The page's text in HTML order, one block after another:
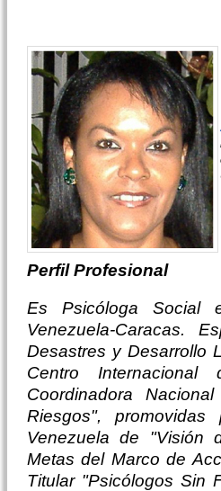
Perfil Profesional
Es Psicóloga Social
Venezuela-Caracas.
Desastres y Desarrollo
Centro
Coordinadora
Riesgos",
Venezuela de "Visión
Metas del Marco de
Titular "Psicólogos Sin